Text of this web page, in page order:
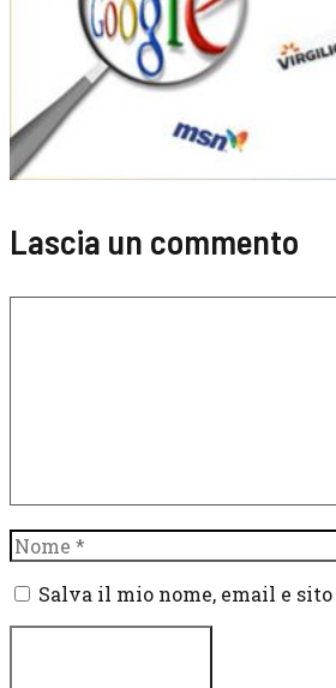
Lascia un commento
Nome
Salva il mio nome, email e